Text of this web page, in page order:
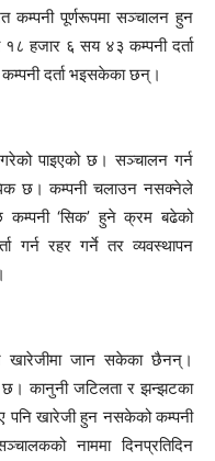
कम्पनी पूर्णरूपमा सञ्चालन हुन
हजार ६ सय ४३ कम्पनी दर्ता
कम्पनी दर्ता भइसकेका छन्।
गरेको पाइएको छ। सञ्चालन गर्न
छ। कम्पनी चलाउन नसक्नेले
कम्पनी ‘सिक’ हुने क्रम बढेको
गर्न रहर गर्ने तर व्यवस्थापन
जान सकेका छैनन्।
छ। कानुनी जटिलता र झन्झटका
पनि खारेजी हुन नसकेको कम्पनी
नाममा दिनप्रतिदिन